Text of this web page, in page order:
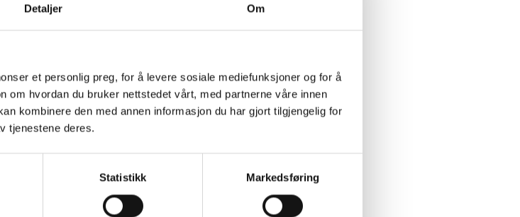
Detaljer Om
et personlig preg, for å levere sosiale mediefunksjoner og for å
om hvordan du bruker nettstedet vårt, med partnerne våre innen
kombinere den med annen informasjon du har gjort tilgjengelig for
tjenestene deres.
Statistikk Markedsføring
asfalttransport
Nylig tok
NCC i bruk
første
biogass-
tilpasset